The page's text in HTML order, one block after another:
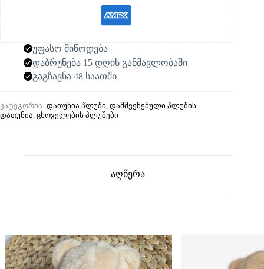
უფასო მიწოდება
დაბრუნება 15 დღის განმავლობაში
გაგზავნა 48 საათში
კატეგორია: დათუნია პლუში, დამშვენებული პლუშის
დათუნია, ცხოველების პლუშები
აღწერა